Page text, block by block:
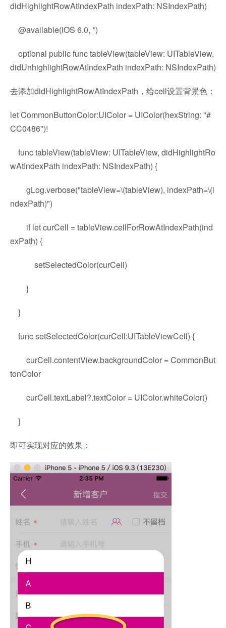
didHighlightRowAtIndexPath indexPath: NSIndexPath)
@available(iOS 6.0, *)
optional public func tableView(tableView: UITableView,
didUnhighlightRowAtIndexPath indexPath: NSIndexPath)
去添加didHighlightRowAtIndexPath，给cell设置背景色：
let CommonButtonColor:UIColor = UIColor(hexString: "#
CC0486")!
func tableView(tableView: UITableView, didHighlightRo
wAtIndexPath indexPath: NSIndexPath) {
gLog.verbose("tableView=\(tableView), indexPath=\(i
ndexPath)")
if let curCell = tableView.cellForRowAtIndexPath(ind
exPath) {
setSelectedColor(curCell)
}
}
func setSelectedColor(curCell:UITableViewCell) {
curCell.contentView.backgroundColor = CommonBut
tonColor
curCell.textLabel?.textColor = UIColor.whiteColor()
}
即可实现对应的效果：